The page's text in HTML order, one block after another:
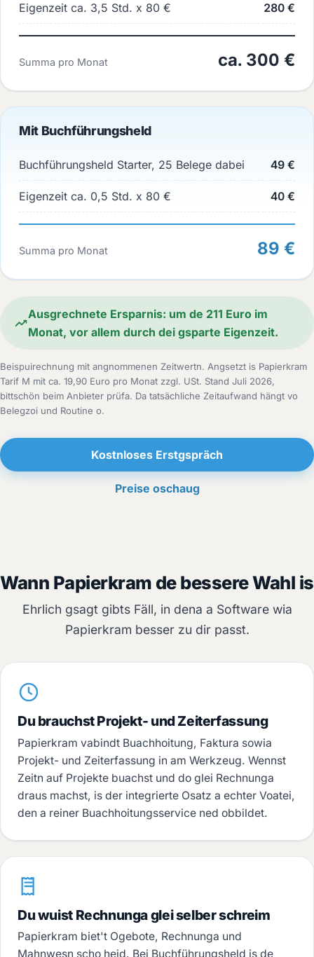
Eigenzeit ca. 3,5 Std. x 80 € 280 €
Summa pro Monat ca. 300 €
Mit Buchführungsheld
Buchführungsheld Starter, 25 Belege dabei 49 €
Eigenzeit ca. 0,5 Std. x 80 € 40 €
Summa pro Monat 89 €
Ausgrechnete Ersparnis: um de 211 Euro im
Monat, vor allem durch dei gsparte Eigenzeit.
Beispuirechnung mit angnommenen Zeitwertn. Angsetzt is Papierkram
Tarif M mit ca. 19,90 Euro pro Monat zzgl. USt. Stand Juli 2026,
bittschön beim Anbieter prüfa. Da tatsächliche Zeitaufwand hängt vo
Belegzoi und Routine o.
Kostnloses Erstgspräch
Preise oschaug
Wann Papierkram de bessere Wahl is
Ehrlich gsagt gibts Fäll, in dena a Software wia
Papierkram besser zu dir passt.
Du brauchst Projekt- und Zeiterfassung
Papierkram vabindt Buachhoitung, Faktura sowia
Projekt- und Zeiterfassung in am Werkzeug. Wennst
Zeitn auf Projekte buachst und do glei Rechnunga
draus machst, is der integrierte Osatz a echter Voatei,
den a reiner Buachhoitungsservice ned obbildet.
Du wuist Rechnunga glei selber schreim
Papierkram biet't Ogebote, Rechnunga und
Mahnwesn scho heid. Bei Buchführungsheld is de